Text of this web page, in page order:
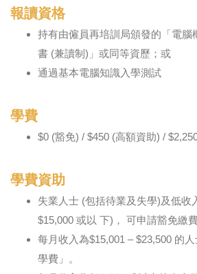
報讀資格
持有由僱員再培訓局頒發的「電腦
書 (兼讀制)」或同等資歷；或
通過基本電腦知識入學測試
學費
$0 (豁免) / $450 (高額資助) /
學費資助
失業人士 (包括待業及失學)及低收
$15,000 或以 下)， 可申請豁免繳費
每月收入為$15,001 – $23,500 的
學費」。